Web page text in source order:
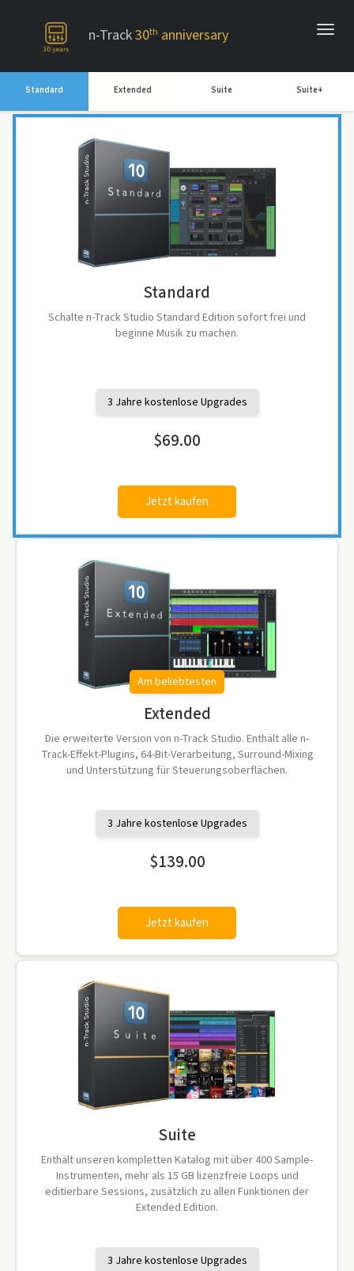
n-Track30th anniversary
Standard Extended Suite Suite+
Standard
Schalte n-Track Studio Standard Edition sofort frei und
beginne Musik zu machen.
3 Jahre kostenlose Upgrades
$69.00
Jetzt kaufen
Am beliebtesten
Extended
Die erweiterte Version von n-Track Studio. Enthält alle n-
Track-Effekt-Plugins, 64-Bit-Verarbeitung, Surround-Mixing
und Unterstützung für Steuerungsoberflächen.
3 Jahre kostenlose Upgrades
$139.00
Jetzt kaufen
Suite
Enthält unseren kompletten Katalog mit über 400 Sample-
Instrumenten, mehr als 15 GB lizenzfreie Loops und
editierbare Sessions, zusätzlich zu allen Funktionen der
Extended Edition.
3 Jahre kostenlose Upgrades